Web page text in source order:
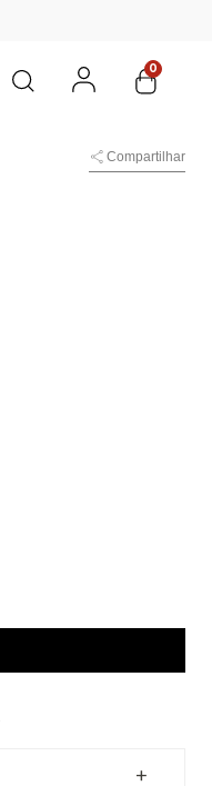
0
Compartilhar